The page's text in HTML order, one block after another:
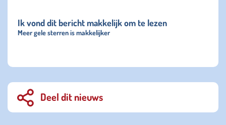
Ik vond dit bericht makkelijk om te lezen
Meer gele sterren is makkelijker
Deel dit nieuws